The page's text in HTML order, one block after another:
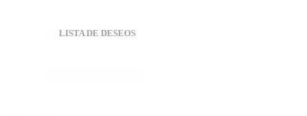
LISTA DE DESEOS